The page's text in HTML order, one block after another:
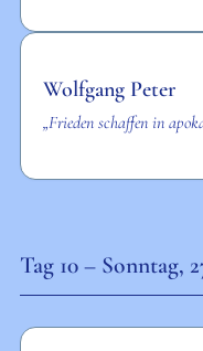
Wolfgang Peter
„Frieden schaffen in
Tag 10 – Sonntag,